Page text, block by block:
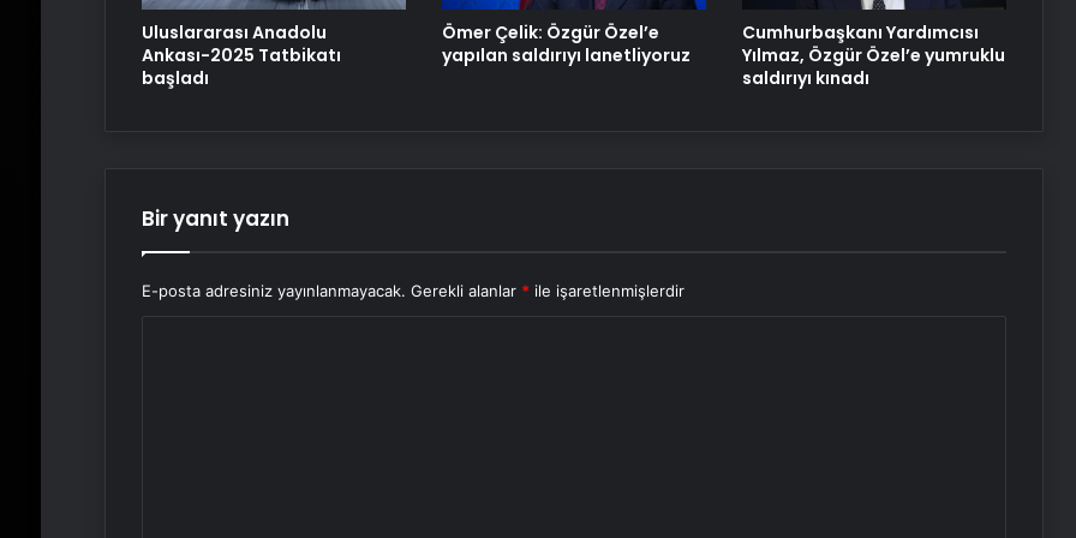
Uluslararası Anadolu
Ankası-2025 Tatbikatı
başladı
Ömer Çelik: Özgür Özel’e
yapılan saldırıyı lanetliyoruz
Cumhurbaşkanı Yardımcısı
Yılmaz, Özgür Özel’e yumruklu
saldırıyı kınadı
Bir yanıt yazın
E-posta adresiniz yayınlanmayacak. Gerekli alanlar * ile işaretlenmişlerdir